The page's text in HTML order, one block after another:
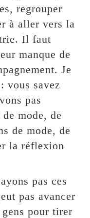
regrouper
à aller vers la
Il faut
manque de
Je
vous savez
pas
mode, de
de mode, de
la réflexion
pas ces
pas avancer
gens pour tirer